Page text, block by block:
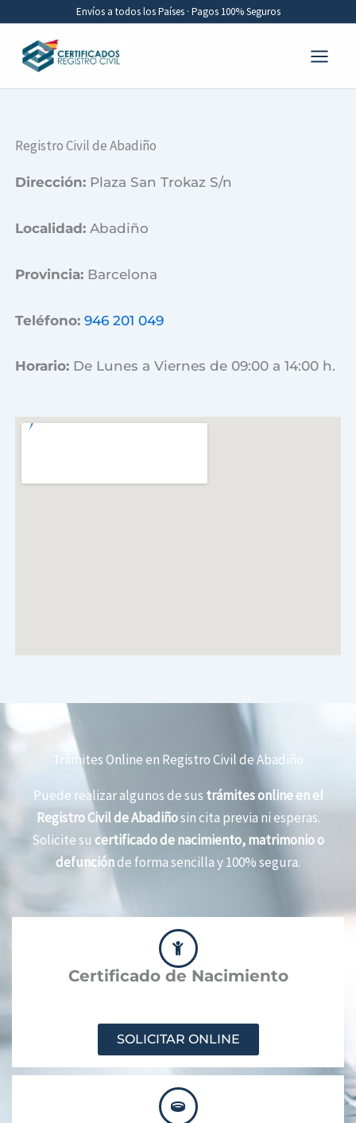
contenido
Envíos a todos los Países · Pagos 100% Seguros
Registro Civil de Abadiño
Dirección: Plaza San Trokaz S/n
Localidad:Abadiño
Provincia: Barcelona
Teléfono: 946 201 049
Horario: De Lunes a Viernes de 09:00 a 14:00 h.
Trámites Online en Registro Civil de Abadiño
Puede realizar algunos de sus trámites online en el
Registro Civil de Abadiñosin cita previa ni esperas.
Solicite su certificado de nacimiento, matrimonio o
defunciónde forma sencilla y 100% segura.
Certificado de Nacimiento
SOLICITAR ONLINE